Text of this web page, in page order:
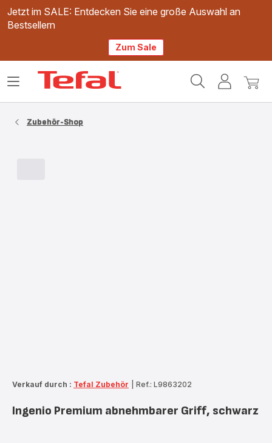
Jetzt im SALE: Entdecken Sie eine große Auswahl an
Bestsellern
Zum Sale
Mein
Mein
Das
Zubehör-Shop
Verkauf durch : Tefal Zubehör Ref.: L9863202
Ingenio Premium abnehmbarer Griff, schwarz